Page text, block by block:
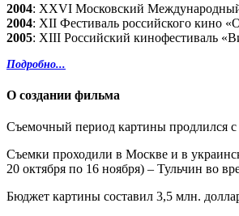
2004: XXVI Московский
2004: XII Фестиваль российского кино
2005: XIII Российский кинофестиваль
Подробно...
О создании фильма
Съемочный период картины продлился с
Съемки проходили в Москве и в
20 октября по 16 ноября) – Тульчин во
Бюджет картины составил 3,5 млн.